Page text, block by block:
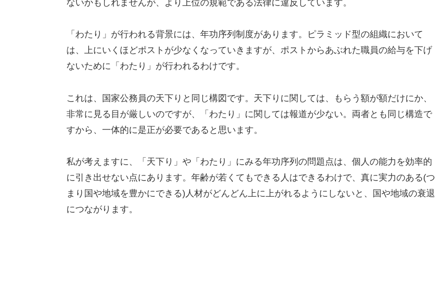
ないかもしれませんが、より上位の規範である法律に違反しています。
「わたり」が行われる背景には、年功序列制度があります。ピラミッド型の組織において
は、上にいくほどポストが少なくなっていきますが、ポストからあぶれた職員の給与を下げ
ないために「わたり」が行われるわけです。
これは、国家公務員の天下りと同じ構図です。天下りに関しては、もらう額が額だけにか、
非常に見る目が厳しいのですが、「わたり」に関しては報道が少ない。両者とも同じ構造で
すから、一体的に是正が必要であると思います。
私が考えますに、「天下り」や「わたり」にみる年功序列の問題点は、個人の能力を効率的
に引き出せない点にあります。年齢が若くてもできる人はできるわけで、真に実力のある(つ
まり国や地域を豊かにできる)人材がどんどん上に上がれるようにしないと、国や地域の衰退
につながります。